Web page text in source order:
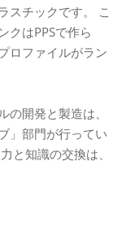
スチックです。 こ
クはPPSで作ら
ロファイルがラン
開発と製造は、
」部門が行ってい
と知識の交換は、